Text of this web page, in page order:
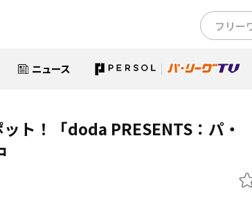
ニュース
ト！「doda PRESENTS：パ・